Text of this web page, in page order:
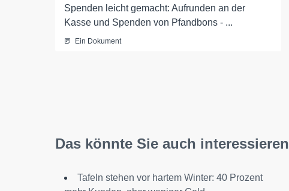
Spenden leicht gemacht: Aufrunden an der
Kasse und Spenden von Pfandbons - ...
Ein Dokument
Das könnte Sie auch interessieren
Tafeln stehen vor hartem Winter: 40 Prozent